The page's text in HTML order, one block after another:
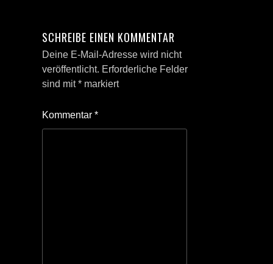
SCHREIBE EINEN KOMMENTAR
Deine E-Mail-Adresse wird nicht
veröffentlicht. Erforderliche Felder
sind mit* markiert
Kommentar *